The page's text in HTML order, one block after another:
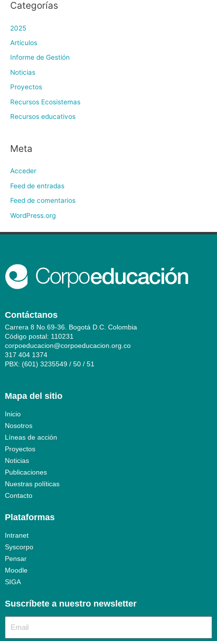
Categorías
2025
Artículos
Informe de Gestión
Noticias
Proyectos
Recursos Ecosistemas
Recursos educativos
Meta
Acceder
Feed de entradas
Feed de comentarios
WordPress.org
Contáctanos
Carrera 8 No.69-36. Bogotá D.C. Colombia
Código postal: 110231
corpoeducacion@corpoeducacion.org.co
317 404 1374
PBX: (601) 3235549 / 50 / 51
Mapa del sitio
Inicio
Nosotros
Líneas de acción
Proyectos
Noticias
Publicaciones
Nuestras políticas
Contacto
Plataformas
Intranet
Syscorpo
Pensar
Moodle
SIGA
Suscríbete a nuestro newsletter​